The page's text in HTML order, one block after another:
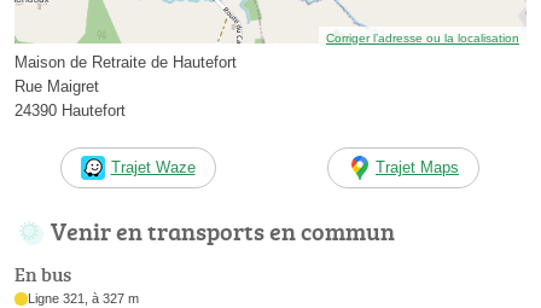
Corriger l’adresse ou la localisation
Maison de Retraite de Hautefort
Rue Maigret
24390 Hautefort
Trajet Waze Trajet Maps
Venir en transports en commun
En bus
Ligne 321, à 327 m